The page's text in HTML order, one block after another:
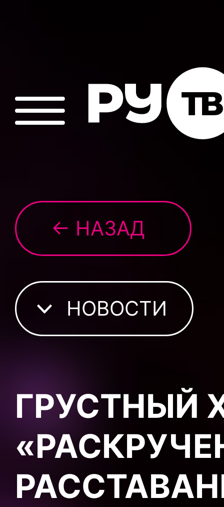
← НАЗАД
НОВОСТИ
ГРУСТНЫЙ